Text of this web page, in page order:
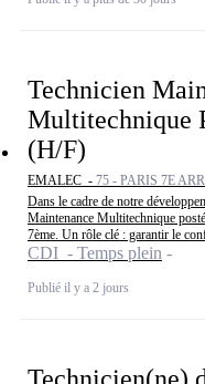
Technicien
Multitechnique
(H/F)
EMALEC - 75 - PARIS 7E
Dans le cadre de notre
Maintenance Multitechnique
7ème. Un rôle clé : garantir le
CDI - Temps plein
Publié il y a 2 jours
Technicien(ne)